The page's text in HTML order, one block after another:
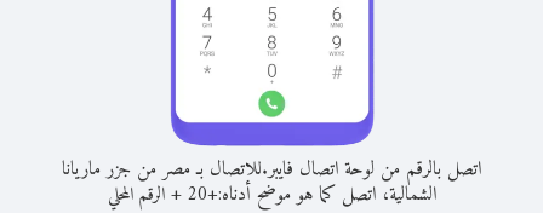
اتصل بالرقم من لوحة اتصال فايبر.للاتصال بـ مصر من جزر ماريانا
الشمالية، اتصل كما هو موضح أدناه:+
20
+الرقم المحلي